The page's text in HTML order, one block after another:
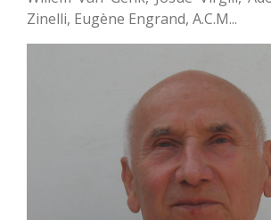
Zinelli, Eugène Engrand, A.C.M...